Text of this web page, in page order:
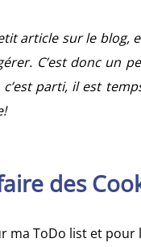
article sur le blog,
C’est donc un
parti, il est
des
ToDo list et pour